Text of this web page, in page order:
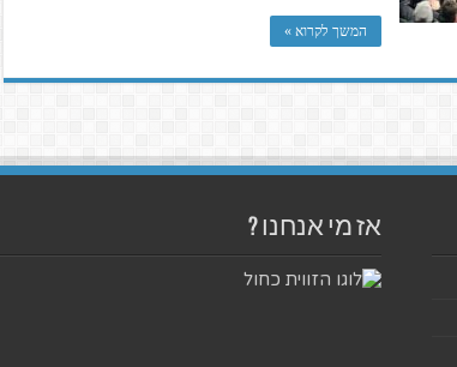
המשך לקרוא »
אז מי אנחנו ?